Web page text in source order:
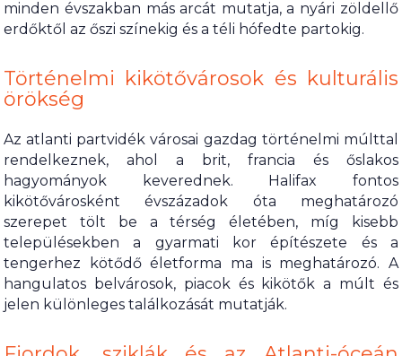
minden évszakban más arcát mutatja, a nyári zöldellő
erdőktől az őszi színekig és a téli hófedte partokig.
Történelmi kikötővárosok és kulturális
örökség
Az atlanti partvidék városai gazdag történelmi múlttal
rendelkeznek, ahol a brit, francia és őslakos
hagyományok keverednek. Halifax fontos
kikötővárosként évszázadok óta meghatározó
szerepet tölt be a térség életében, míg kisebb
településekben a gyarmati kor építészete és a
tengerhez kötődő életforma ma is meghatározó. A
hangulatos belvárosok, piacok és kikötők a múlt és
jelen különleges találkozását mutatják.